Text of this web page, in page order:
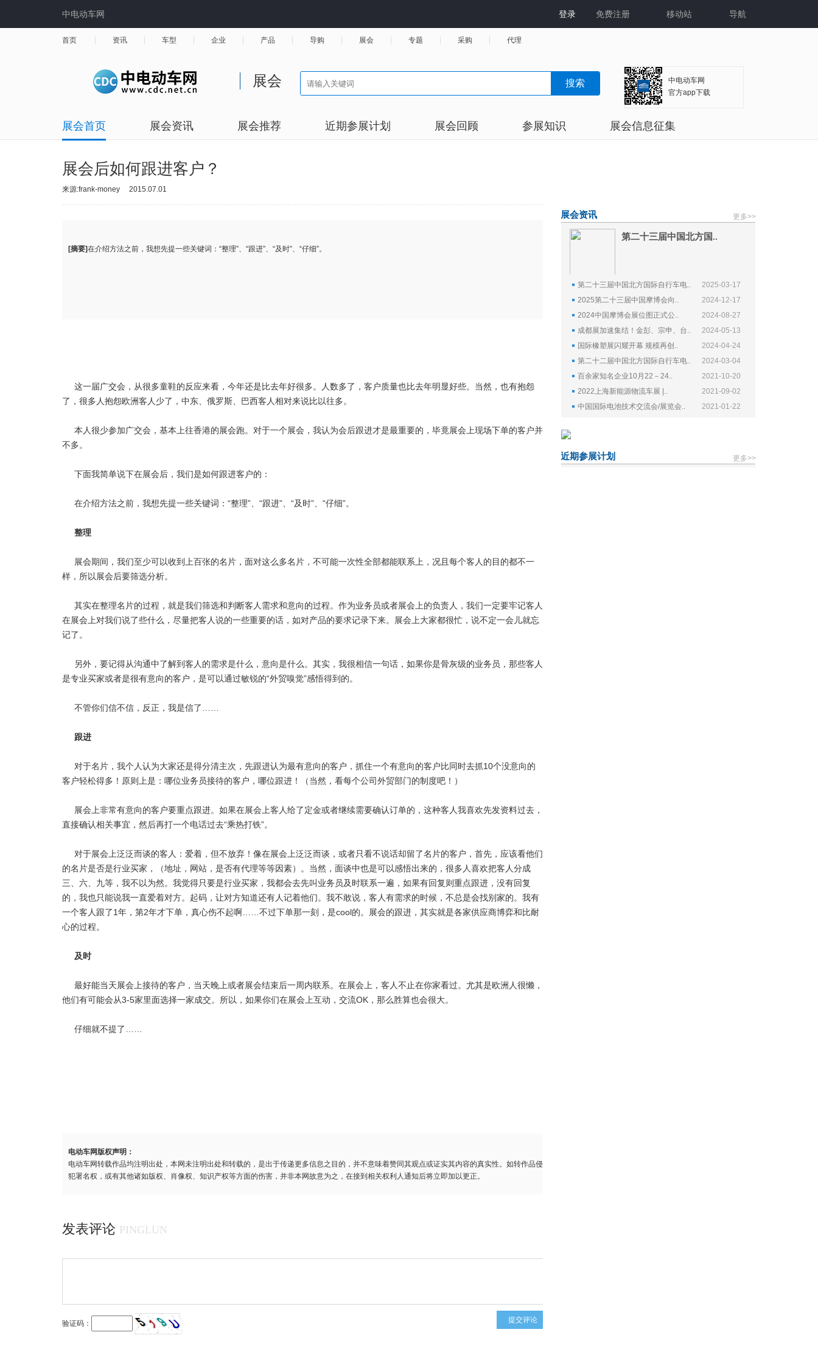
中电动车网 登录 免费注册 移动站 导航
首页 资讯 车型 企业 产品 导购 展会 专题 采购 代理
展会 搜索
中电动车网
官方app下载
展会首页 展会资讯 展会推荐 近期参展计划 展会回顾 参展知识 展会信息征集
展会后如何跟进客户？
来源:frank-money 2015.07.01
[摘要]在介绍方法之前，我想先提一些关键词：“整理”、“跟进”、“及时”、“仔细”。
这一届广交会，从很多童鞋的反应来看，今年还是比去年好很多。人数多了，客户质量也比去年明显好些。当然，也有抱怨
了，很多人抱怨欧洲客人少了，中东、俄罗斯、巴西客人相对来说比以往多。
本人很少参加广交会，基本上往香港的展会跑。对于一个展会，我认为会后跟进才是最重要的，毕竟展会上现场下单的客户并
不多。
下面我简单说下在展会后，我们是如何跟进客户的：
在介绍方法之前，我想先提一些关键词：“整理”、“跟进”、“及时”、“仔细”。
整理
展会期间，我们至少可以收到上百张的名片，面对这么多名片，不可能一次性全部都能联系上，况且每个客人的目的都不一
样，所以展会后要筛选分析。
其实在整理名片的过程，就是我们筛选和判断客人需求和意向的过程。作为业务员或者展会上的负责人，我们一定要牢记客人
在展会上对我们说了些什么，尽量把客人说的一些重要的话，如对产品的要求记录下来。展会上大家都很忙，说不定一会儿就忘
记了。
另外，要记得从沟通中了解到客人的需求是什么，意向是什么。其实，我很相信一句话，如果你是骨灰级的业务员，那些客人
是专业买家或者是很有意向的客户，是可以通过敏锐的“外贸嗅觉”感悟得到的。
不管你们信不信，反正，我是信了……
跟进
对于名片，我个人认为大家还是得分清主次，先跟进认为最有意向的客户，抓住一个有意向的客户比同时去抓10个没意向的
客户轻松得多！原则上是：哪位业务员接待的客户，哪位跟进！（当然，看每个公司外贸部门的制度吧！）
展会上非常有意向的客户要重点跟进。如果在展会上客人给了定金或者继续需要确认订单的，这种客人我喜欢先发资料过去，
直接确认相关事宜，然后再打一个电话过去“乘热打铁”。
对于展会上泛泛而谈的客人：爱着，但不放弃！像在展会上泛泛而谈，或者只看不说话却留了名片的客户，首先，应该看他们
的名片是否是行业买家，（地址，网站，是否有代理等等因素）。当然，面谈中也是可以感悟出来的，很多人喜欢把客人分成
三、六、九等，我不以为然。我觉得只要是行业买家，我都会去先叫业务员及时联系一遍，如果有回复则重点跟进，没有回复
的，我也只能说我一直爱着对方。起码，让对方知道还有人记着他们。我不敢说，客人有需求的时候，不总是会找别家的。我有
一个客人跟了1年，第2年才下单，真心伤不起啊……不过下单那一刻，是cool的。展会的跟进，其实就是各家供应商博弈和比耐
心的过程。
及时
最好能当天展会上接待的客户，当天晚上或者展会结束后一周内联系。在展会上，客人不止在你家看过。尤其是欧洲人很懒，
他们有可能会从3-5家里面选择一家成交。所以，如果你们在展会上互动，交流OK，那么胜算也会很大。
仔细就不提了……
电动车网版权声明：
电动车网转载作品均注明出处，本网未注明出处和转载的，是出于传递更多信息之目的，并不意味着赞同其观点或证实其内容的真实性。如转作品侵
犯署名权，或有其他诸如版权、肖像权、知识产权等方面的伤害，并非本网故意为之，在接到相关权利人通知后将立即加以更正。
发表评论 PINGLUN
验证码：
展会资讯 更多>>
第二十三届中国北方国..
第二十三届中国北方国际自行车电..
2025-03-17
2025第二十三届中国摩博会向..
2024-12-17
2024中国摩博会展位图正式公..
2024-08-27
成都展加速集结！金彭、宗申、台..
2024-05-13
国际橡塑展闪耀开幕 规模再创..
2024-04-24
第二十二届中国北方国际自行车电..
2024-03-04
百余家知名企业10月22－24..
2021-10-20
2022上海新能源物流车展 |..
2021-09-02
中国国际电池技术交流会/展览会..
2021-01-22
近期参展计划 更多>>